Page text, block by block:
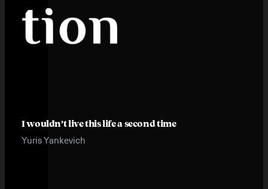
I wouldn’t live this life a second time
Yuris Yankevich